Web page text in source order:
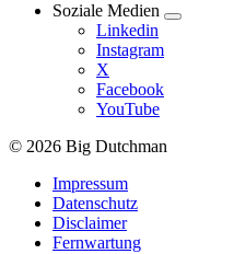
Soziale Medien
Linkedin
Instagram
X
Facebook
YouTube
© 2026 Big Dutchman
Impressum
Datenschutz
Disclaimer
Fernwartung